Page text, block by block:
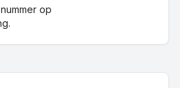
op